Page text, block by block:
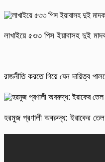
লাখাইয়ে ৫৩৩ পিস ইয়াবাসহ দুই
রাজনীতি করতে গিয়ে যেন দায়িত্ব
হরমুজ প্রণালী অবরুদ্ধ: ইরাকের